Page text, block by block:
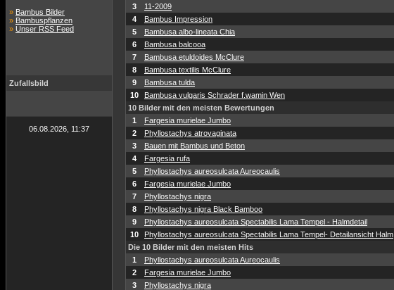
» Bambus Bilder
» Bambuspflanzen
» Unser RSS Feed
Zufallsbild
06.08.2026, 11:37
3
11-2009
4
Bambus Impression
5
Bambusa albo-lineata Chia
6
Bambusa balcooa
7
Bambusa etuldoides McClure
8
Bambusa textilis McClure
9
Bambusa tulda
10
Bambusa vulgaris Schrader f.wamin Wen
10 Bilder mit den meisten Bewertungen
1
Fargesia murielae Jumbo
2
Phyllostachys atrovaginata
3
Bauen mit Bambus und Beton
4
Fargesia rufa
5
Phyllostachys aureosulcata Aureocaulis
6
Fargesia murielae Jumbo
7
Phyllostachys nigra
8
Phyllostachys nigra Black Bamboo
9
Phyllostachys aureosulcata Spectabilis Lama Tempel - Halmdetail
10
Phyllostachys aureosulcata Spectabilis Lama Tempel- Detailansicht Halm
Die 10 Bilder mit den meisten Hits
1
Phyllostachys aureosulcata Aureocaulis
2
Fargesia murielae Jumbo
3
Phyllostachys nigra